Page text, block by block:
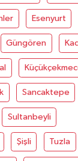
Esenyurt
Güngören
Sancaktepe
Sultanbeyli
Şişli Tuzla